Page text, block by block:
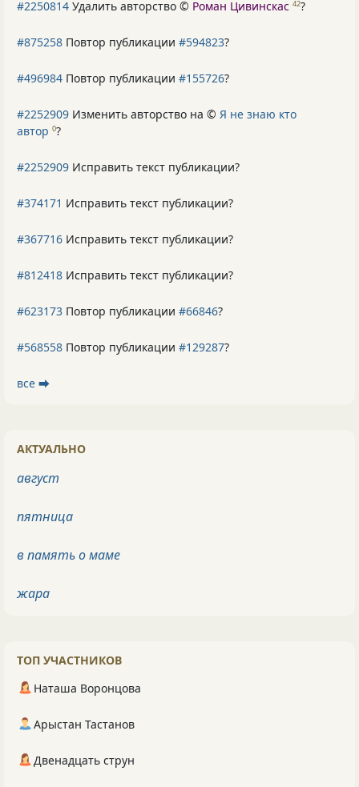
#2250814 Удалить авторство © Роман Цивинскас 42?
#875258 Повтор публикации #594823?
#496984 Повтор публикации #155726?
#2252909 Изменить авторство на © Я не знаю кто
автор 0?
#2252909 Исправить текст публикации?
#374171 Исправить текст публикации?
#367716 Исправить текст публикации?
#812418 Исправить текст публикации?
#623173 Повтор публикации #66846?
#568558 Повтор публикации #129287?
все ⮕
АКТУАЛЬНО
август
пятница
в память о маме
жара
ТОП УЧАСТНИКОВ
Наташа Воронцова
Арыстан Тастанов
Двенадцать струн